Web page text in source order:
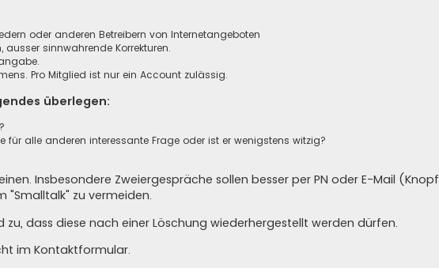
oder anderen Betreibern von Internetangeboten
sinnwahrende Korrekturen.
Pro Mitglied ist nur ein Account zulässig.
überlegen:
für alle anderen interessante Frage oder ist er wenigstens witzig?
Insbesondere Zweiergespräche sollen besser per PN oder E-Mail (Knopf
zu vermeiden.
dass diese nach einer Löschung wiederhergestellt werden dürfen.
im Kontaktformular.